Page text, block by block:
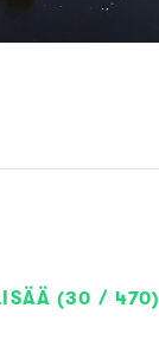
(30 / 470)